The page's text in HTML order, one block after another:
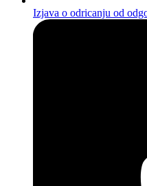
Izjava o odricanju od